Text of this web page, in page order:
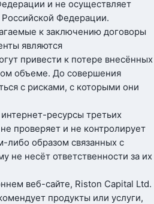
и не осуществляет
Федерации.
к заключению договоры
являются
привести к потере внесённых
объеме. До совершения
с рисками, с которыми они
ресурсы третьих
проверяет и не контролирует
либо образом связанных с
не несёт ответственности за их
веб-сайте, Riston Capital Ltd.
продукты или услуги,